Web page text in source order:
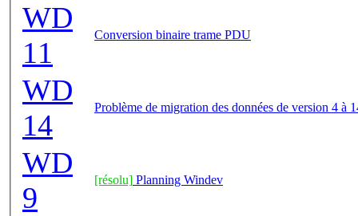
WD
11
Conversion binaire trame PDU
WD
14
Problème de migration des données de version 4 à
WD
9
[résolu] Planning Windev